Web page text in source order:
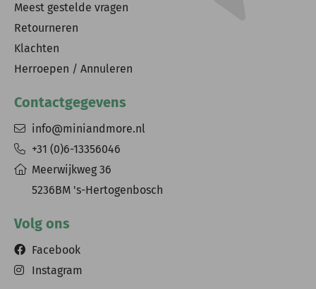
Meest gestelde vragen
Retourneren
Klachten
Herroepen / Annuleren
Contactgegevens
info@miniandmore.nl
+31 (0)6-13356046
Meerwijkweg 36
5236BM 's-Hertogenbosch
Volg ons
Facebook
Instagram